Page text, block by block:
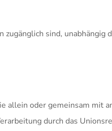
sind, unabhängig
allein oder gemeinsam mit
durch das